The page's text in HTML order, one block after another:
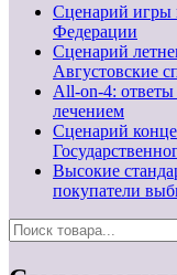
Сценарий игры
Федерации
Сценарий
Августовские
All-on-4:
лечением
Сценарий
Высокие
покупатели